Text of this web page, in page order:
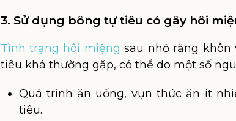
3. Sử dụng bông tự tiêu có gây hôi
Tình trạng hôi miệng sau nhổ răng
tiêu khá thường gặp, có thể do một số
Quá trình ăn uống, vụn thức ăn ít
tiêu.